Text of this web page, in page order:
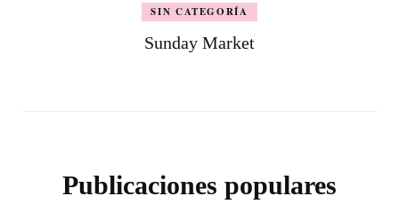
SIN CATEGORÍA
Sunday Market
Publicaciones populares